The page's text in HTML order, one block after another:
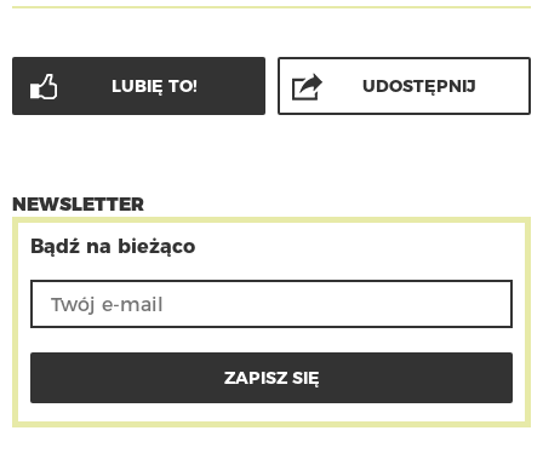
LUBIĘ TO! UDOSTĘPNIJ
NEWSLETTER
Bądź na bieżąco